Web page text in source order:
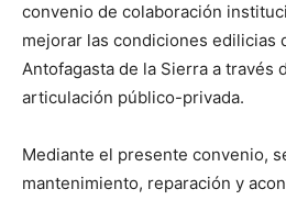
convenio de colaboración
mejorar las condiciones edilicias
Antofagasta de la Sierra a través
articulación público-privada.
Mediante el presente convenio,
mantenimiento, reparación y